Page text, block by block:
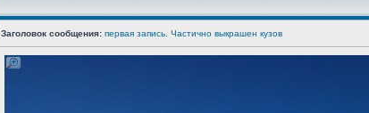
Заголовок сообщения: первая запись. Частично выкрашен кузов